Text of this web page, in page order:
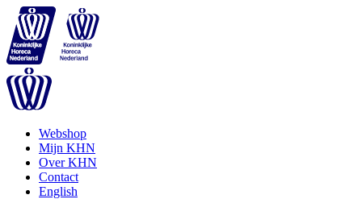
Webshop
Mijn KHN
Over KHN
Contact
English